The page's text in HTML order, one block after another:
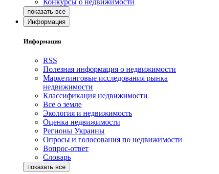
Информация
Информация
RSS
Полезная информация о недвижимости
Маркетинговые исследования рынка
недвижимости
Классификация недвижимости
Все о земле
Экология и недвижимость
Оценка недвижимости
Регионы Украины
Опросы и голосования по недвижимости
Вопрос-ответ
Словарь